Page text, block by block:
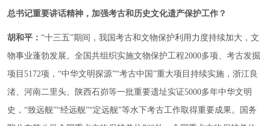
总书记重要讲话精神，加强考古和历史文化遗产保护工作？
胡和平： “十三五”期间，我国考古和文物保护利用力度持续加大，文
物事业蓬勃发展。全国共组织实施文物保护工程2000多项、考古发掘
项目5172项，“中华文明探源”“考古中国”重大项目持续实施，浙江良
渚、河南二里头、陕西石峁等一批重要遗址实证5000多年中华文明
史，“致远舰”“经远舰”“定远舰”等水下考古工作取得重要成果。国务